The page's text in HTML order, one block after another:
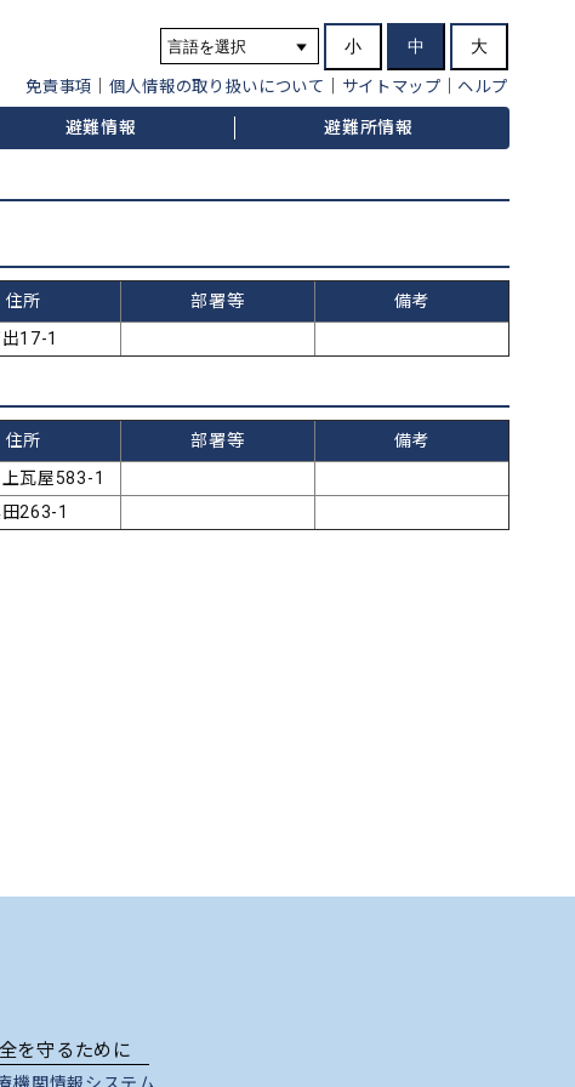
小 中 大
免責事項 個人情報の取り扱いについて サイトマップ ヘルプ
避難情報 避難所情報
住所 部署等
備考
17-1
住所 部署等
備考
瓦屋583-1
263-1
を守るために
機関情報システム